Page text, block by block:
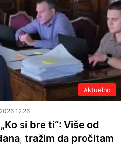
Aktuelno
12:26
si bre ti“: Više od
tražim da pročitam